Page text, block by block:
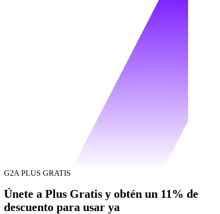
G2A PLUS GRATIS
Únete a Plus Gratis y obtén un 11% de
descuento para usar ya